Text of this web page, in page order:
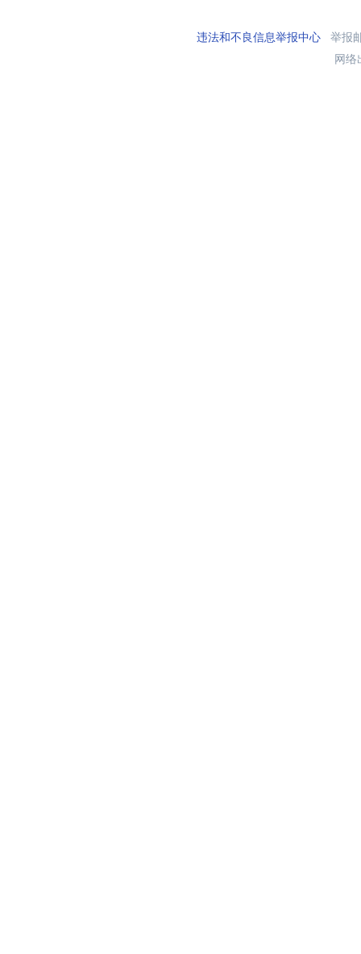
违法和不良信息举报中心举报
网